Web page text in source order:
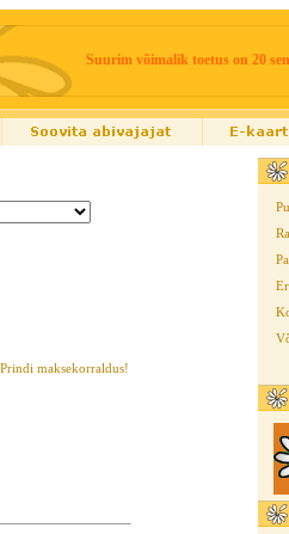
Suurim võimalik toetus on 20
Prindi maksekorraldus!